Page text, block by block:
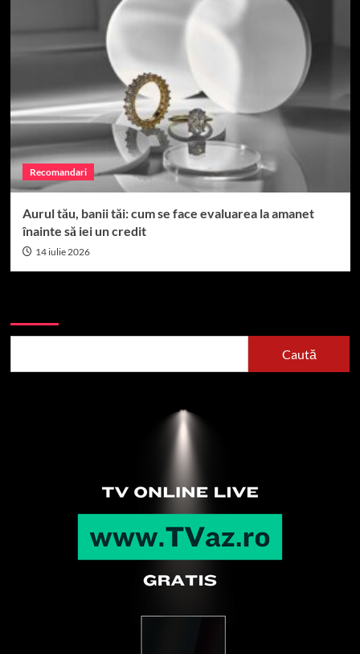
Recomandari
Aurul tău, banii tăi: cum se face evaluarea la amanet
înainte să iei un credit
14 iulie 2026
Caută